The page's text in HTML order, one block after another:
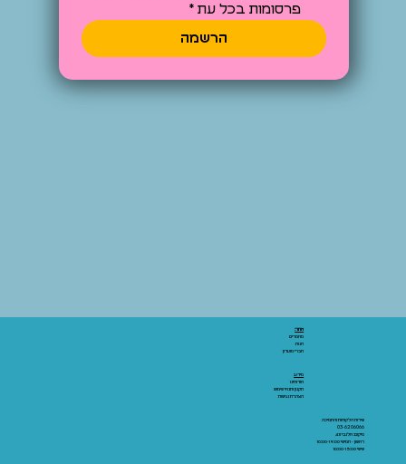
פרסומות בכל עת *
הרשמה
שירות הלקוחות והתמיכה
03-6206066
מיקום: אלנבי 43
ראשון - חמישי 10:00-19:00
שישי 10:00-15:00
אתר:
מאמרים
חנות
חברי מועדון
מידע:
אודותינו
תקנון ותנאי שימוש
הצהרת נגישות